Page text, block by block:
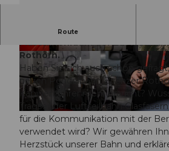
© Bergbahnen Sörenberg AG / Christian Krebs Photography |
© BRUNO ROEOESLI | CC-BY-NC-ND
©
Route
Gruppenausflug mit einer
Maschinenraum der
Rothorn.
Haben Sie sich auch schon
neuen Pendelbahn Brienzer
Kabinenführer mehr braucht?
Tragseil der Luftseilbahn
für die Kommunikation mit der
verwendet wird? Wir gewähren
Herzstück unserer Bahn und